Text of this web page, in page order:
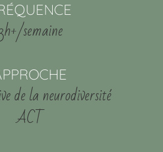
semaine
de la neurodiversité
ACT